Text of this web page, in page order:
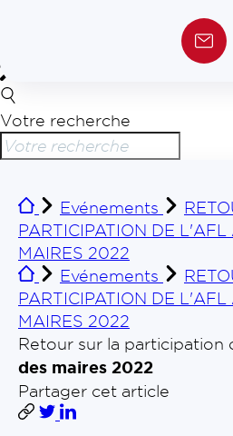
Qui sommes-nous ?
Investisseurs
Journalistes
Votre recherche
Evénements
PARTICIPATION DE
MAIRES 2022
Evénements
PARTICIPATION DE
MAIRES 2022
Retour sur la participation
des maires 2022
Partager cet article